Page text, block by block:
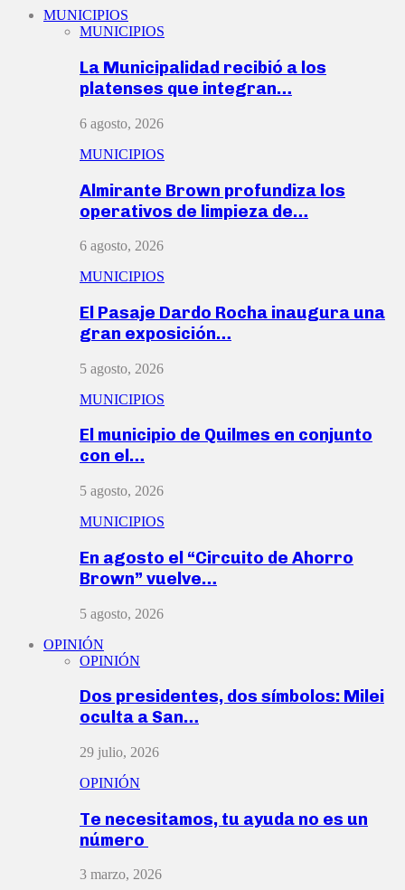
MUNICIPIOS
MUNICIPIOS
La Municipalidad recibió a los
platenses que integran…
6 agosto, 2026
MUNICIPIOS
Almirante Brown profundiza los
operativos de limpieza de…
6 agosto, 2026
MUNICIPIOS
El Pasaje Dardo Rocha inaugura una
gran exposición…
5 agosto, 2026
MUNICIPIOS
El municipio de Quilmes en conjunto
con el…
5 agosto, 2026
MUNICIPIOS
En agosto el “Circuito de Ahorro
Brown” vuelve…
5 agosto, 2026
OPINIÓN
OPINIÓN
Dos presidentes, dos símbolos: Milei
oculta a San…
29 julio, 2026
OPINIÓN
Te necesitamos, tu ayuda no es un
número
3 marzo, 2026